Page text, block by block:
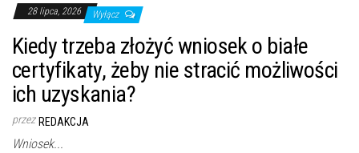
28 lipca, 2026 Wyłącz
Kiedy trzeba złożyć wniosek o białe
certyfikaty, żeby nie stracić możliwości
ich uzyskania?
przez REDAKCJA
Wniosek...